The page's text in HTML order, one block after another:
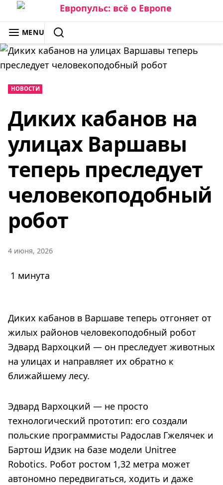
Skip
to
content
ЕВРОПУЛЬС: ВСЁ О ЕВРОПЕ
MENU
SEARCH
НОВОСТИ
Диких кабанов на
улицах Варшавы
теперь преследует
человекоподобный
робот
4 июня, 2026
1 минута
Диких кабанов в Варшаве теперь отгоняет от
жилых районов человекоподобный робот
Эдвард Вархоцкий — он преследует животных
на улицах и направляет их обратно к
ближайшему лесу.
Эдвард Вархоцкий — не просто
технологический прототип: его создали
польские программисты Радослав Гжелячек и
Бартош Идзик на базе модели Unitree
Robotics. Робот ростом 1,32 метра может
автономно передвигаться, ходить и даже